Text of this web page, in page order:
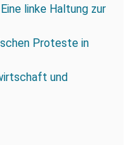
linke Haltung zur
Proteste in
und